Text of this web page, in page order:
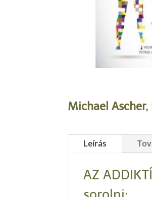
Michael Ascher,
Leírás
AZ